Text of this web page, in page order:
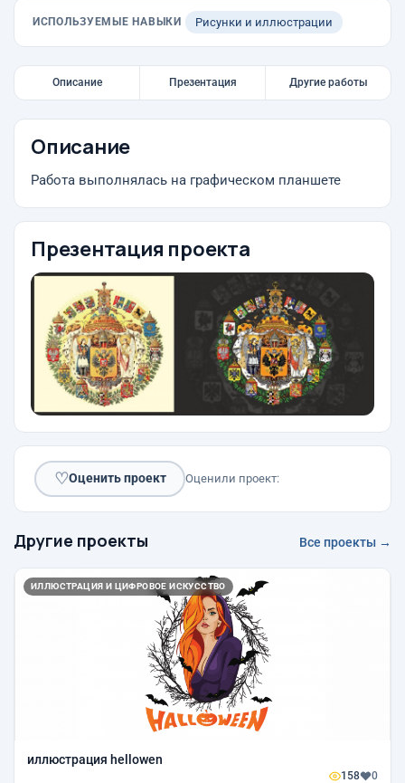
ИСПОЛЬЗУЕМЫЕ НАВЫКИ Рисунки и иллюстрации
Описание Презентация Другие работы
Описание
Работа выполнялась на графическом планшете
Презентация проекта
♡Оценить проект Оценили проект:
Другие проекты Все проекты →
ИЛЛЮСТРАЦИЯ И ЦИФРОВОЕ ИСКУССТВО
иллюстрация hellowen
158 0